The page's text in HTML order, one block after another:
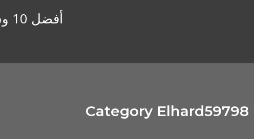
أفضل 10 وسطاء تجاريين في جنوب إفريقيا
Category Elhard59798